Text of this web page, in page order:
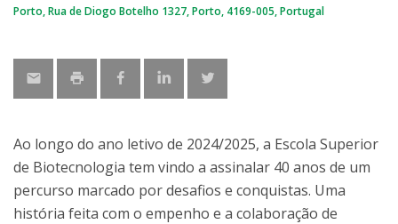
Porto Rua de Diogo Botelho 1327 Porto 4169-005 Portugal
Ao longo do ano letivo de 2024/2025, a Escola Superior
de Biotecnologia tem vindo a assinalar 40 anos de um
percurso marcado por desafios e conquistas. Uma
história feita com o empenho e a colaboração de